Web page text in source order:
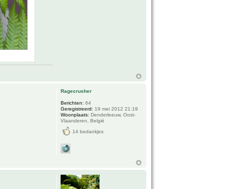
Ragecrusher
Berichten: 64
Geregistreerd: 19 mei 2012 21:19
Woonplaats: Denderleeuw, Oost-
Vlaanderen, België
14 bedankjes